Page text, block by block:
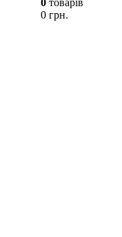
0 товарів
0 грн.